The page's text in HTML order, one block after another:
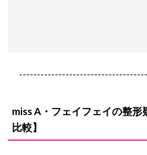
miss A・フェイフェイの整形
比較】